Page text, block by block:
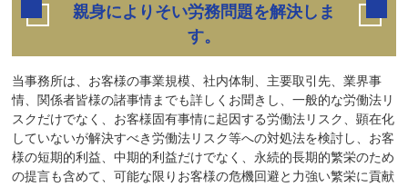
親身によりそい労務問題を解決しま
す。
当事務所は、お客様の事業規模、社内体制、主要取引先、業界事
情、関係者皆様の諸事情までも詳しくお聞きし、一般的な労働法リ
スクだけでなく、お客様固有事情に起因する労働法リスク、顕在化
していないが解決すべき労働法リスク等への対処法を検討し、お客
様の短期的利益、中期的利益だけでなく、永続的長期的繁栄のため
の提言も含めて、可能な限りお客様の危機回避と力強い繁栄に貢献